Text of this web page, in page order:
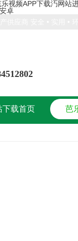
视频APP下载汅网站
卓
供应商 安全 • 实用 • 环
下载首页 芭
新闻资讯 芭